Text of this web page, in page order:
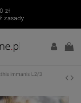
zł
zasady
immanis L2/3